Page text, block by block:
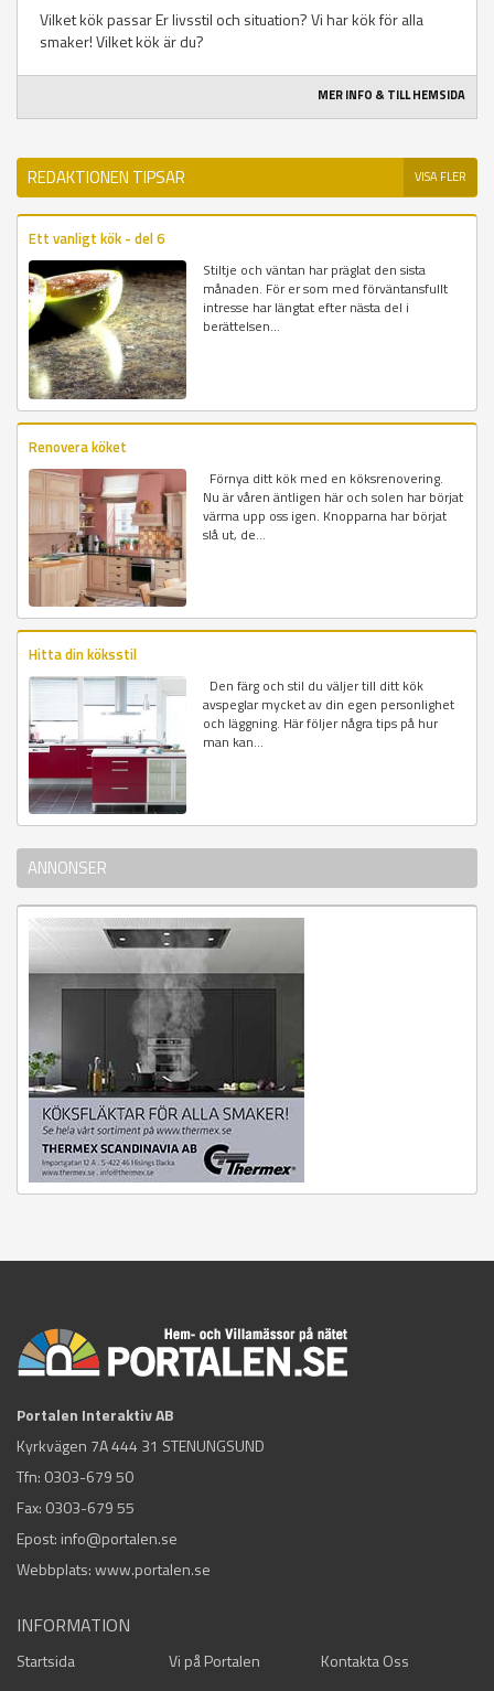
Vilket kök passar Er livsstil och situation? Vi har kök för alla
smaker! Vilket kök är du?
MER INFO & TILL HEMSIDA
REDAKTIONEN TIPSAR VISA FLER
Ett vanligt kök - del 6
Stiltje och väntan har präglat den sista
månaden. För er som med förväntansfullt
intresse har längtat efter nästa del i
berättelsen...
Renovera köket
Förnya ditt kök med en köksrenovering.
Nu är våren äntligen här och solen har börjat
värma upp oss igen. Knopparna har börjat
slå ut, de...
Hitta din köksstil
Den färg och stil du väljer till ditt kök
avspeglar mycket av din egen personlighet
och läggning. Här följer några tips på hur
man kan...
ANNONSER
Portalen Interaktiv AB
Kyrkvägen 7A 444 31 STENUNGSUND
Tfn: 0303-679 50
Fax: 0303-679 55
Epost: info@portalen.se
Webbplats: www.portalen.se
INFORMATION
Startsida Vi på Portalen
Kontakta Oss